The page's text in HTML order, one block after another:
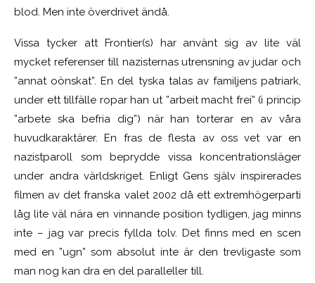
blod. Men inte överdrivet ändå.
Vissa tycker att Frontier(s) har använt sig av lite väl
mycket referenser till nazisternas utrensning av judar och
”annat oönskat”. En del tyska talas av familjens patriark,
under ett tillfälle ropar han ut ”arbeit macht frei” (i princip
”arbete ska befria dig”) när han torterar en av våra
huvudkaraktärer. En fras de flesta av oss vet var en
nazistparoll som beprydde vissa koncentrationsläger
under andra världskriget. Enligt Gens själv inspirerades
filmen av det franska valet 2002 då ett extremhögerparti
låg lite väl nära en vinnande position tydligen, jag minns
inte – jag var precis fyllda tolv. Det finns med en scen
med en ”ugn” som absolut inte är den trevligaste som
man nog kan dra en del paralleller till.